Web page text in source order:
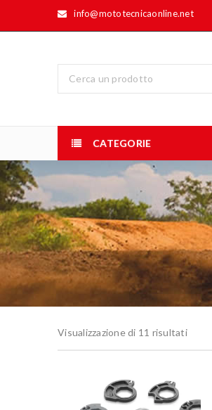
info@mototecnicaonline.net
CATEGORIE
Visualizzazione di 11 risultati